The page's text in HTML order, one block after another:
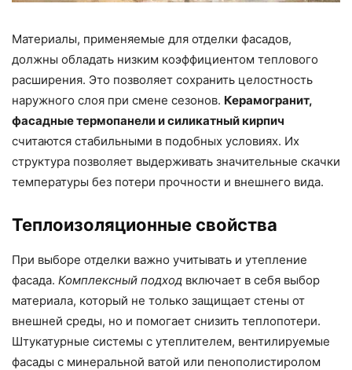
Материалы, применяемые для отделки фасадов,
должны обладать низким коэффициентом теплового
расширения. Это позволяет сохранить целостность
наружного слоя при смене сезонов. Керамогранит,
фасадные термопанели и силикатный кирпич
считаются стабильными в подобных условиях. Их
структура позволяет выдерживать значительные скачки
температуры без потери прочности и внешнего вида.
Теплоизоляционные свойства
При выборе отделки важно учитывать и утепление
фасада. Комплексный подход включает в себя выбор
материала, который не только защищает стены от
внешней среды, но и помогает снизить теплопотери.
Штукатурные системы с утеплителем, вентилируемые
фасады с минеральной ватой или пенополистиролом